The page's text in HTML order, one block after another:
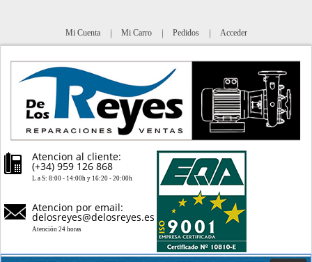
Mi Cuenta Mi Carro Pedidos Acceder
Atencion al cliente:
(+34) 959 126 868
L a S: 8:00 - 14:00h y 16:20 - 20:00h
Atencion por email:
delosreyes@delosreyes.es
Atención 24 horas